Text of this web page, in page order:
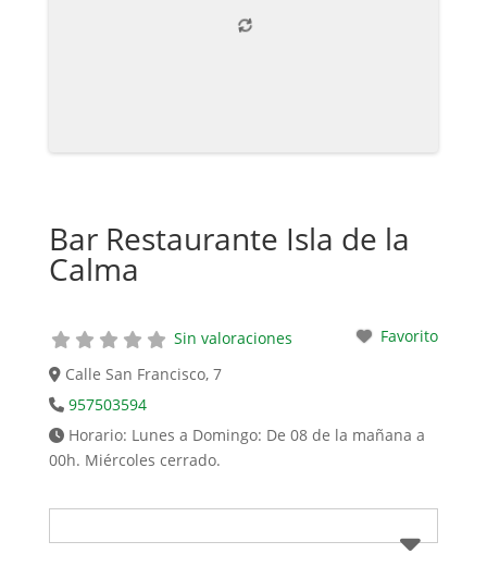
Bar Restaurante Isla de la
Calma
Sin valoraciones
Favorito
Calle San Francisco, 7
957503594
Horario: Lunes a Domingo: De 08 de la mañana a
00h. Miércoles cerrado.